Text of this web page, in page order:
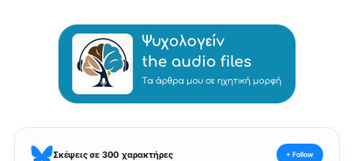
Σκέψεις σε 300 χαρακτήρες + Follow